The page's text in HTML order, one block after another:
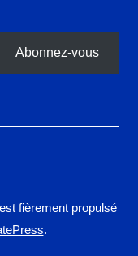
Abonnez-vous
fièrement propulsé
.